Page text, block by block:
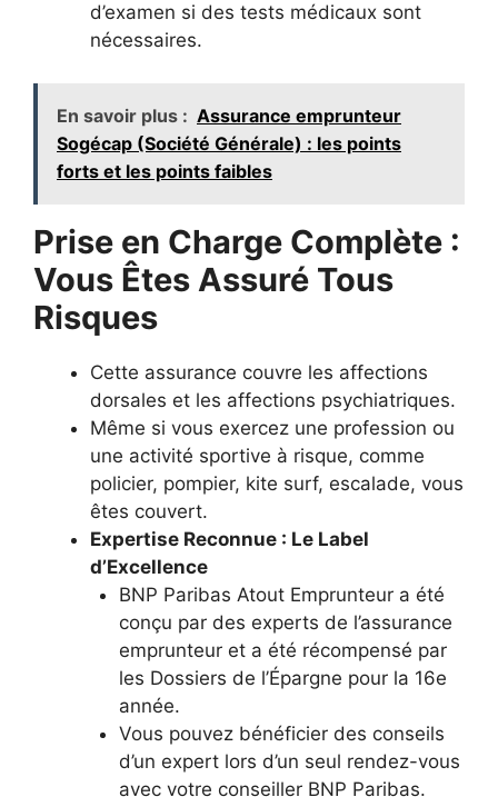
d’examen si des tests médicaux sont
nécessaires.
En savoir plus : Assurance emprunteur
Sogécap (Société Générale) : les points
forts et les points faibles
Prise en Charge Complète :
Vous Êtes Assuré Tous
Risques
Cette assurance couvre les affections
dorsales et les affections psychiatriques.
Même si vous exercez une profession ou
une activité sportive à risque, comme
policier, pompier, kite surf, escalade, vous
êtes couvert.
Expertise Reconnue : Le Label
d’Excellence
BNP Paribas Atout Emprunteur a été
conçu par des experts de l’assurance
emprunteur et a été récompensé par
les Dossiers de l’Épargne pour la 16e
année.
Vous pouvez bénéficier des conseils
d’un expert lors d’un seul rendez-vous
avec votre conseiller BNP Paribas.